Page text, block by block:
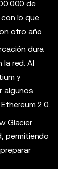
de
lo que
otro año.
dura
la red. Al
y
algunos
2.0.
Glacier
permitiendo